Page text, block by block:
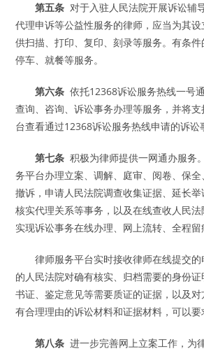
第五条 对于入驻人民法院开展诉讼辅
代理申诉等公益性服务的律师，应当为其
供扫描、打印、复印、刻录等服务。有条
停车、就餐等服务。
第六条 依托12368诉讼服务热线一号
查询、咨询、诉讼事务办理等服务，并将
台查看通过12368诉讼服务热线申请的诉讼
第七条 积极为律师提供一网通办服务
务平台办理立案、调解、庭审、阅卷、保全
撤诉，申请人民法院调查收集证据、延长举
核实代理关系等事务，以及在线查收人民法
实现诉讼事务在线办理、网上流转、全程留
律师服务平台实时接收律师在线提交的
的人民法院对确有核实、归档需要的身份
书证、鉴定意见等需要质证的证据，以及
有合理理由的诉讼材料和证据材料，可以要
第八条 进一步完善网上立案工作，为